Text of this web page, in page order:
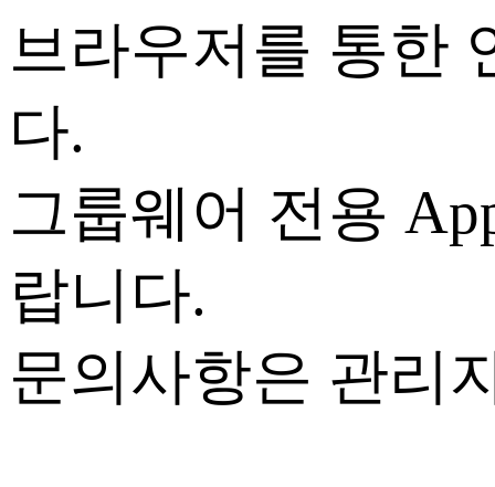
브라우저를 통한
다.
그룹웨어 전용
랍니다.
문의사항은 관리